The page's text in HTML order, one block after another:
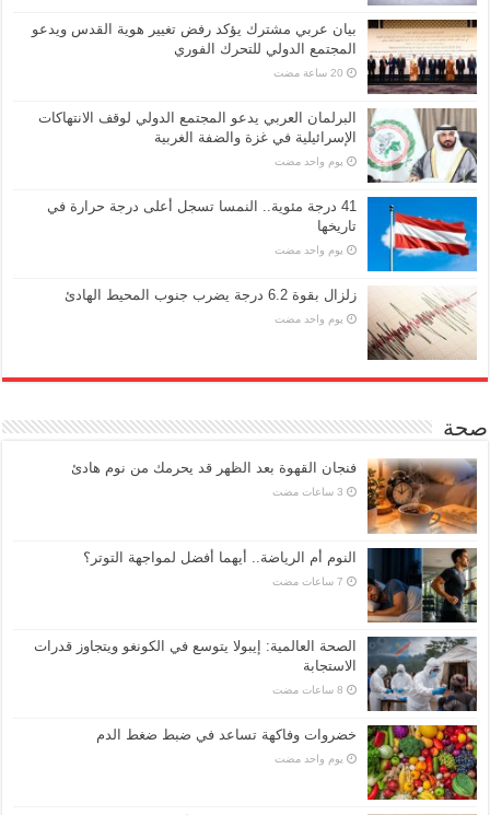
بيان عربي مشترك يؤكد رفض تغيير هوية القدس ويدعو
المجتمع الدولي للتحرك الفوري
البرلمان العربي يدعو المجتمع الدولي لوقف الانتهاكات
الإسرائيلية في غزة والضفة الغربية
‏يوم واحد مضت
41 درجة مئوية.. النمسا تسجل أعلى درجة حرارة في
تاريخها
‏يوم واحد مضت
زلزال بقوة 6.2 درجة يضرب جنوب المحيط الهادئ
‏يوم واحد مضت
صحة
فنجان القهوة بعد الظهر قد يحرمك من نوم هادئ
النوم أم الرياضة.. أيهما أفضل لمواجهة التوتر؟
الصحة العالمية: إيبولا يتوسع في الكونغو ويتجاوز قدرات
الاستجابة
خضروات وفاكهة تساعد في ضبط ضغط الدم
‏يوم واحد مضت